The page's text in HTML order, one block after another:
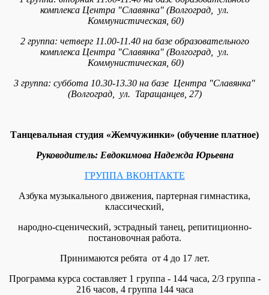
комплекса Центра "Славянка" (Волгоград, ул.
Коммунистическая, 60)
2 группа: четверг 11.00-11.40 на базе образовательного
комплекса Центра "Славянка" (Волгоград, ул.
Коммунистическая, 60)
3 группа: суббота 10.30-13.30 на базе Центра "Славянка"
(Волгоград, ул. Таращанцев, 27)
Танцевальная студия «Жемчужинки» (обучение платное)
Руководитель: Евдокимова Надежда Юрьевна
ГРУППА ВКОНТАКТЕ
Азбука музыкального движения, партерная гимнастика,
классический,
народно-сценический, эстрадный танец, репитиционно-
постановочная работа.
Принимаются ребята от 4 до 17 лет.
Программа курса составляет 1 группа - 144 часа, 2/3 группа -
216 часов, 4 группа 144 часа